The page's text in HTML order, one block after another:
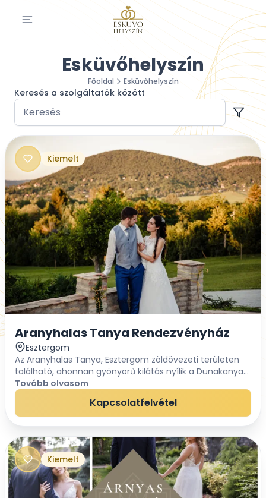
Esküvőhelyszín
Főoldal Esküvőhelyszín
Keresés a szolgáltatók között
Aranyhalas Tanya Rendezvényház
Esztergom
Az Aranyhalas Tanya, Esztergom zöldövezeti területen
található, ahonnan gyönyörű kilátás nyílik a Dunakanyar
hegyeire! Ideális esküvők, családi és nagyobb létszámú
céges rendezvények lebonyolítás...
Tovább olvasom
Kapcsolatfelvétel
Kiemelt
Kiemelt